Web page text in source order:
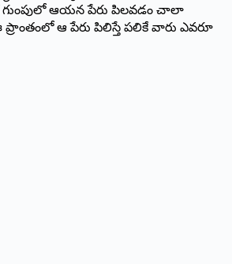
గుంపులో ఆయన పేరు పిలవడం చాలా
ఆ పేరు పిలిస్తే పలికే వారు ఎవరూ